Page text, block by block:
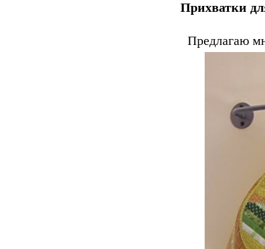
Прихватки
Предлагаю